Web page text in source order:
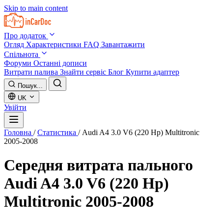
Skip to main content
Про додаток
Огляд Характеристики FAQ Завантажити
Спільнота
Форуми Останні дописи
Витрати палива Знайти сервіс Блог Купити адаптер
Пошук...
UK
Увійти
Головна / Статистика / Audi A4 3.0 V6 (220 Hp) Multitronic
2005-2008
Середня витрата пального
Audi A4 3.0 V6 (220 Hp)
Multitronic 2005-2008